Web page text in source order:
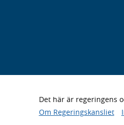
Det här är regeringens
Om Regeringskansliet